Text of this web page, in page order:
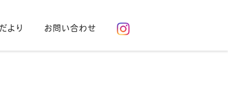
より お問い合わせLife"